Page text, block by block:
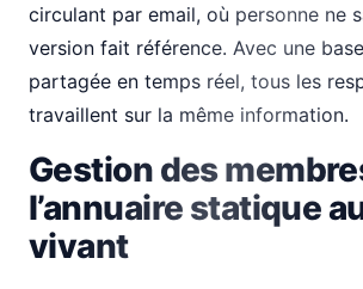
circulant par email, où personne ne
version fait référence. Avec une
partagée en temps réel, tous les
travaillent sur la même information.
Gestion des
l’annuaire statique
vivant